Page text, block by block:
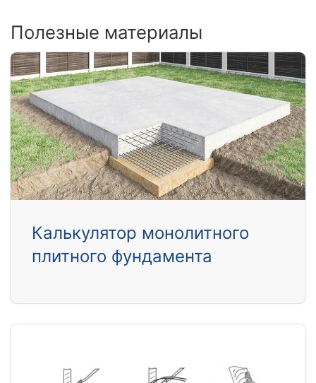
Полезные материалы
Калькулятор монолитного
плитного фундамента